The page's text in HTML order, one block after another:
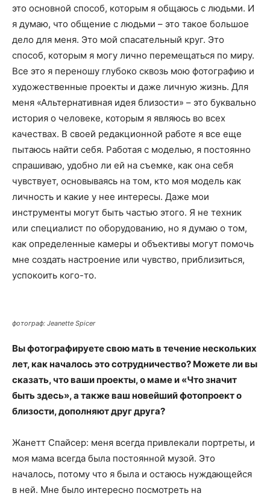
это основной способ, которым я общаюсь с людьми. И
я думаю, что общение с людьми – это такое большое
дело для меня. Это мой спасательный круг. Это
способ, которым я могу лично перемещаться по миру.
Все это я переношу глубоко сквозь мою фотографию и
художественные проекты и даже личную жизнь. Для
меня «Альтернативная идея близости» – это буквально
история о человеке, которым я являюсь во всех
качествах. В своей редакционной работе я все еще
пытаюсь найти себя. Работая с моделью, я постоянно
спрашиваю, удобно ли ей на съемке, как она себя
чувствует, основываясь на том, кто моя модель как
личность и какие у нее интересы. Даже мои
инструменты могут быть частью этого. Я не техник
или специалист по оборудованию, но я думаю о том,
как определенные камеры и объективы могут помочь
мне создать настроение или чувство, приблизиться,
успокоить кого-то.
фотограф: Jeanette Spicer
Вы фотографируете свою мать в течение нескольких
лет, как началось это сотрудничество? Можете ли вы
сказать, что ваши проекты, о маме и «Что значит
быть здесь», а также ваш новейший фотопроект о
близости, дополняют друг друга?
Жанетт Спайсер: меня всегда привлекали портреты, и
моя мама всегда была постоянной музой. Это
началось, потому что я была и остаюсь нуждающейся
в ней. Мне было интересно посмотреть на